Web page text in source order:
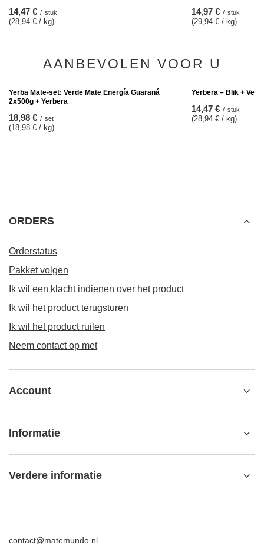
Yerbera – Blik + Verde Mate Green Cactus de
Juarez 0,5 kg
14,47 € / stuk
14,97 € / stuk
(29,94 € / kg)
Yerba Mate-set: Verde Mate Energía Guaraná
18,98 €
ORDERS
Ik wil het product terugsturen